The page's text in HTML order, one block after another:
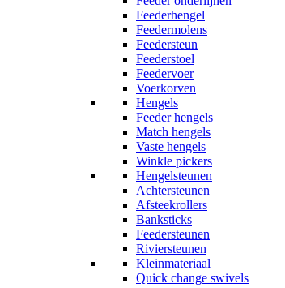
Feederhengel
Feedermolens
Feedersteun
Feederstoel
Feedervoer
Voerkorven
Hengels
Feeder hengels
Match hengels
Vaste hengels
Winkle pickers
Hengelsteunen
Achtersteunen
Afsteekrollers
Banksticks
Feedersteunen
Riviersteunen
Kleinmateriaal
Quick change swivels